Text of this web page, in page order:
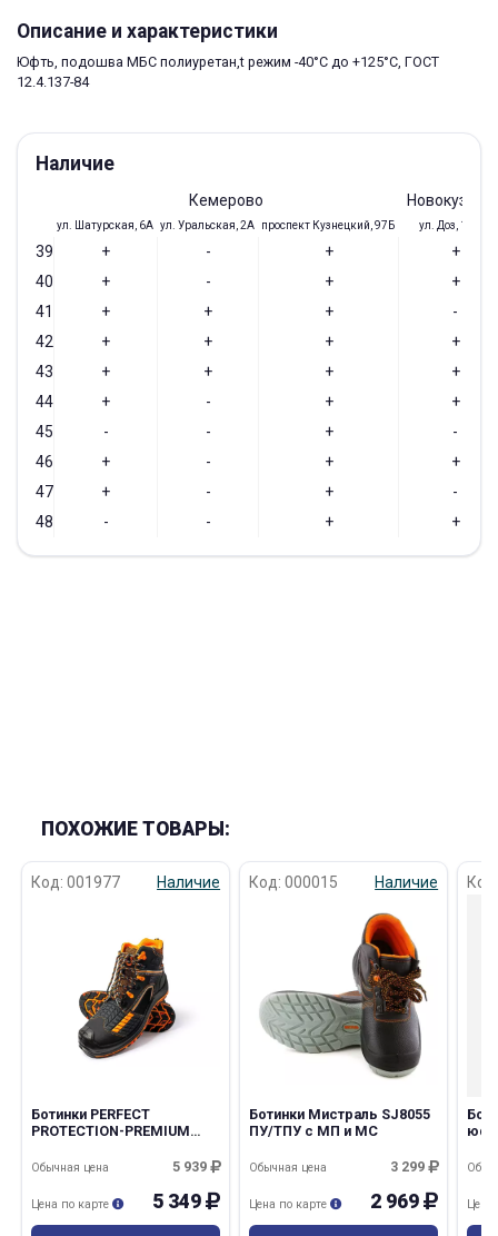
Описание и характеристики
Юфть, подошва МБС полиуретан,t режим -40°С до +125°С, ГОСТ
12.4.137-84
Наличие
Кемерово
ул. Шатурская, 6А ул. Уральская, 2А проспект Кузнецкий, 97Б ул. Доз, 19/28
39 + - +
+
40
+ - +
+
41
+ + +
-
42
+ + +
+
43
+ + +
+
44
+ - +
+
45
- - +
-
46
+ - +
+
47
+ - +
-
48
- - + +
ПОХОЖИЕ ТОВАРЫ:
Код: 001977 Наличие
Ботинки PERFECT
PROTECTION-PREMIUM
ПУ-НИТРИЛ с ПП и АС5 939
Обычная цена
5 349
Цена по карте
Код: 000015 Наличие
Ботинки Мистраль SJ8055
ПУ/ТПУ с МП и МС
3 299
Обычная цена
2 969
Цена по карте Цена